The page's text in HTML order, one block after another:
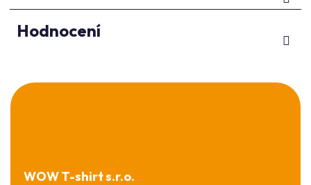
Hodnocení
Z
á
WOW T-shirt s.r.o.